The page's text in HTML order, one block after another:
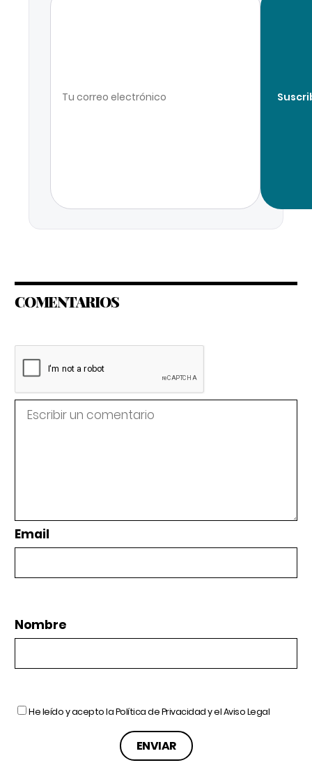
COMENTARIOS
Email
Nombre
He leído y acepto laPolítica de Privacidady elAviso Legal